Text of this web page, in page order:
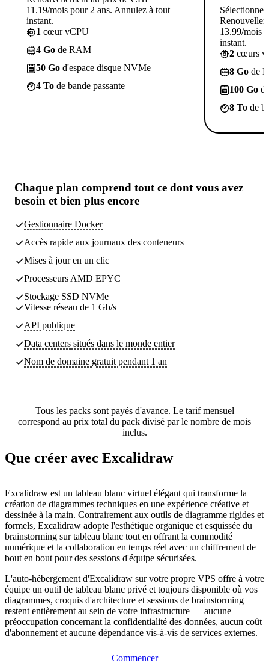
11.19/mois pour 2 ans. Annulez à tout
instant.
1 cœur vCPU
4 Go de RAM
50 Go d'espace disque NVMe
4 To de bande passante
Sélectionner
13.99/mois
instant.
2 cœurs
8 Go de
100 Go
8 To de
Chaque plan comprend tout ce dont vous avez
besoin et bien plus encore
Gestionnaire Docker
Accès rapide aux journaux des conteneurs
Mises à jour en un clic
Processeurs AMD EPYC
Stockage SSD NVMe
Vitesse réseau de 1 Gb/s
API publique
Data centers situés dans le monde entier
Nom de domaine gratuit pendant 1 an
Tous les packs sont payés d'avance. Le tarif mensuel
correspond au prix total du pack divisé par le nombre de mois
inclus.
Que créer avec Excalidraw
Excalidraw est un tableau blanc virtuel élégant qui transforme la
création de diagrammes techniques en une expérience créative et
dessinée à la main. Contrairement aux outils de diagramme rigides et
formels, Excalidraw adopte l'esthétique organique et esquissée du
brainstorming sur tableau blanc tout en offrant la commodité
numérique et la collaboration en temps réel avec un chiffrement de
bout en bout pour des sessions d'équipe sécurisées.
L'auto-hébergement d'Excalidraw sur votre propre VPS offre à votre
équipe un outil de tableau blanc privé et toujours disponible où vos
diagrammes, croquis d'architecture et sessions de brainstorming
restent entièrement au sein de votre infrastructure — aucune
préoccupation concernant la confidentialité des données, aucun coût
d'abonnement et aucune dépendance vis-à-vis de services externes.
Commencer